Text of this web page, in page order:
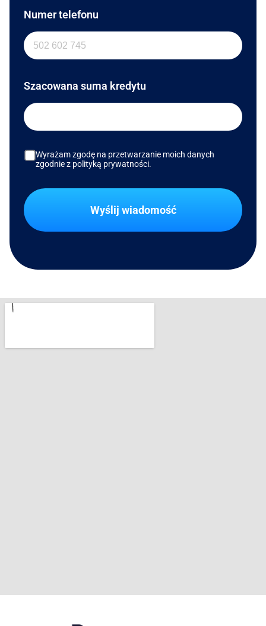
Numer telefonu
Szacowana suma kredytu
Wyrażam zgodę na przetwarzanie moich danych
zgodnie z polityką prywatności.
Wyślij wiadomość